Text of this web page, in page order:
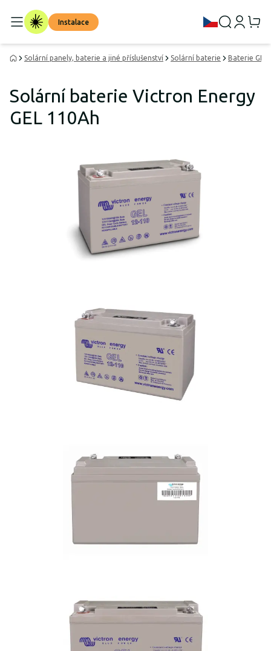
Instalace
Solární panely, baterie a jiné příslušenství Solární baterie Baterie GEL
Solární baterie Victron Energy
GEL 110Ah